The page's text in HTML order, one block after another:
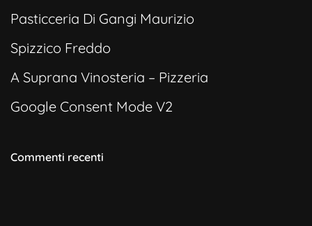
Pasticceria Di Gangi Maurizio
Spizzico Freddo
A Suprana Vinosteria – Pizzeria
Google Consent Mode V2
Commenti recenti